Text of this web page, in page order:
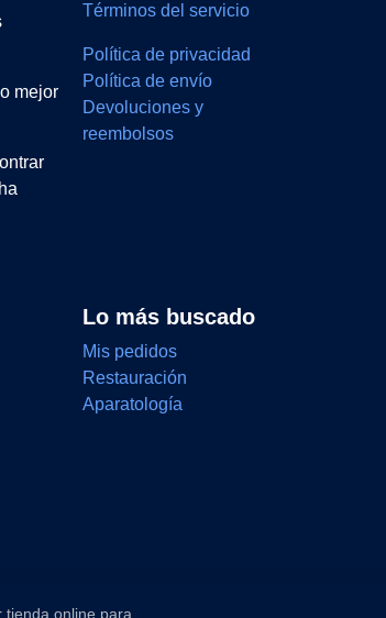
Lo más buscado
Mis pedidos
Restauración
Aparatología
Términos del servicio
Política de privacidad
Política de envío
Devoluciones y
reembolsos
mejor
tienda online para